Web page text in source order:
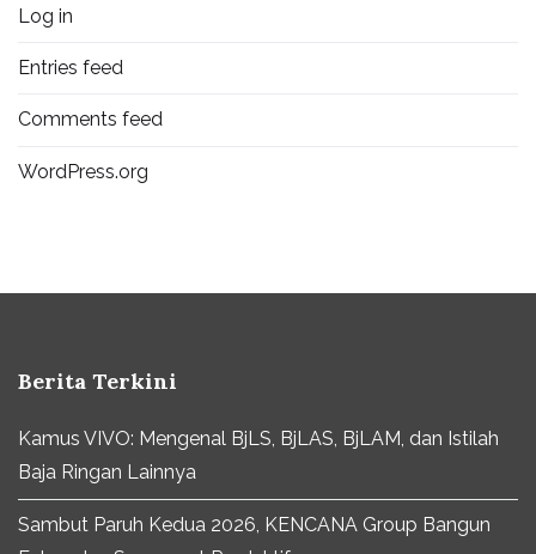
Log in
Entries feed
Comments feed
WordPress.org
Berita Terkini
Kamus VIVO: Mengenal BjLS, BjLAS, BjLAM, dan Istilah
Baja Ringan Lainnya
Sambut Paruh Kedua 2026, KENCANA Group Bangun